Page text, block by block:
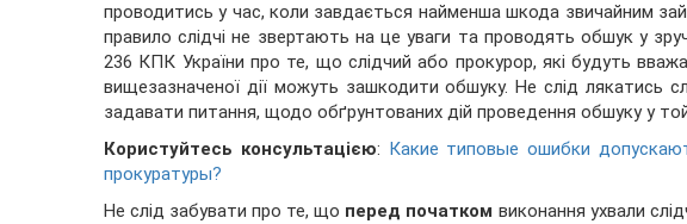
проводитись у час, коли завдається найменша шкода звичайним
правило слідчі не звертають на це уваги та проводять обшук у
236 КПК України про те, що слідчий або прокурор, які будуть
вищезазначеної дії можуть зашкодити обшуку. Не слід лякатись
задавати питання, щодо обґрунтованих дій проведення обшуку у
Користуйтесь консультацією: Какие типовые ошибки
прокуратуры?
Не слід забувати про те, що перед початком виконання ухвали